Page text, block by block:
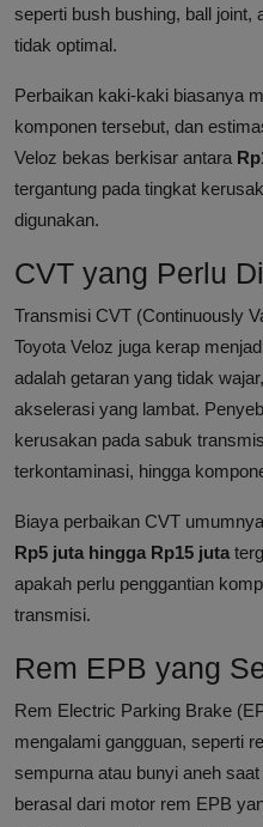
seperti bush bushing, ball joint,
tidak optimal.
Perbaikan kaki-kaki biasanya
komponen tersebut, dan
Veloz bekas berkisar antara
tergantung pada tingkat
digunakan.
CVT yang Perlu
Transmisi CVT (Continuously
Toyota Veloz juga kerap
adalah getaran yang tidak
akselerasi yang lambat.
kerusakan pada sabuk
terkontaminasi, hingga
Biaya perbaikan CVT
Rp5 juta hingga Rp15 juta
apakah perlu penggantian
transmisi.
Rem EPB yang
Rem Electric Parking Brake
mengalami gangguan, seperti
sempurna atau bunyi aneh
berasal dari motor rem EPB